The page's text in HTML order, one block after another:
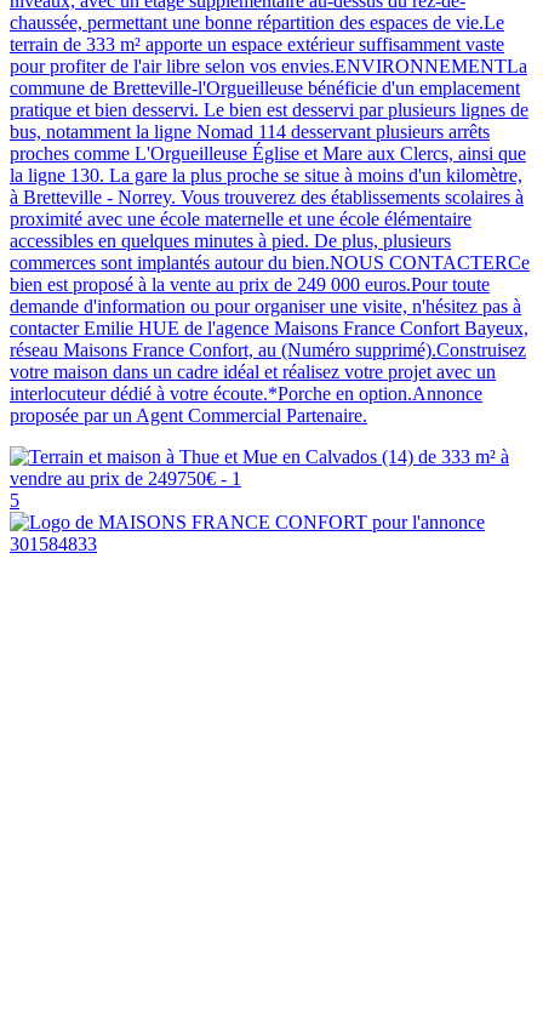
chaussée, permettant une bonne répartition des espaces de vie.Le
terrain de 333 m² apporte un espace extérieur suffisamment vaste
pour profiter de l'air libre selon vos envies.ENVIRONNEMENTLa
commune de Bretteville-l'Orgueilleuse bénéficie d'un emplacement
pratique et bien desservi. Le bien est desservi par plusieurs lignes de
bus, notamment la ligne Nomad 114 desservant plusieurs arrêts
proches comme L'Orgueilleuse Église et Mare aux Clercs, ainsi que
la ligne 130. La gare la plus proche se situe à moins d'un kilomètre,
à Bretteville - Norrey. Vous trouverez des établissements scolaires à
proximité avec une école maternelle et une école élémentaire
accessibles en quelques minutes à pied. De plus, plusieurs
commerces sont implantés autour du bien.NOUS CONTACTERCe
bien est proposé à la vente au prix de 249 000 euros.Pour toute
demande d'information ou pour organiser une visite, n'hésitez pas à
contacter Emilie HUE de l'agence Maisons France Confort Bayeux,
réseau Maisons France Confort, au (Numéro supprimé).Construisez
votre maison dans un cadre idéal et réalisez votre projet avec un
interlocuteur dédié à votre écoute.*Porche en option.Annonce
proposée par un Agent Commercial Partenaire.
5